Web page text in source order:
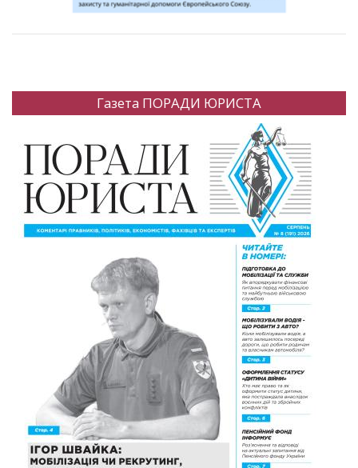
Газета ПОРАДИ ЮРИСТА